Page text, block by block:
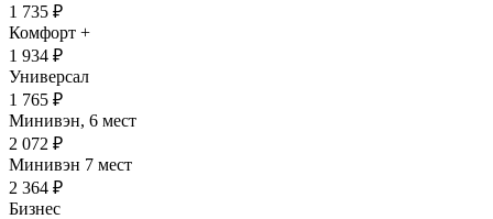
1 735 ₽
Комфорт +
1 934 ₽
Универсал
1 765 ₽
Минивэн, 6 мест
2 072 ₽
Минивэн 7 мест
2 364 ₽
Бизнес